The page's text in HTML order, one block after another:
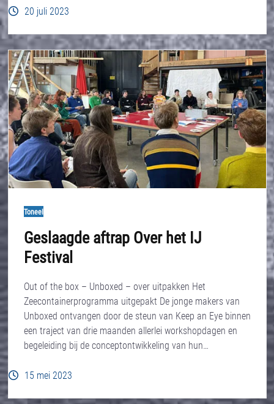
20 juli 2023
Toneel
Geslaagde aftrap Over het IJ
Festival
Out of the box – Unboxed – over uitpakken Het
Zeecontainerprogramma uitgepakt De jonge makers van
Unboxed ontvangen door de steun van Keep an Eye binnen
een traject van drie maanden allerlei workshopdagen en
begeleiding bij de conceptontwikkeling van hun…
15 mei 2023